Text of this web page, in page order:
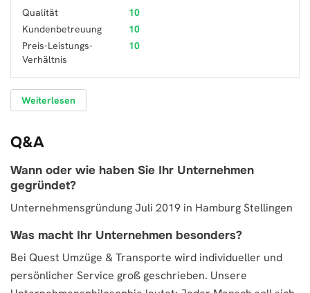
Qualität
10
Kundenbetreuung
10
Preis-Leistungs-
Verhältnis
10
Weiterlesen
Q&A
Wann oder wie haben Sie Ihr Unternehmen
gegründet?
Unternehmensgründung Juli 2019 in Hamburg Stellingen
Was macht Ihr Unternehmen besonders?
Bei Quest Umzüge & Transporte wird individueller und
persönlicher Service groß geschrieben. Unsere